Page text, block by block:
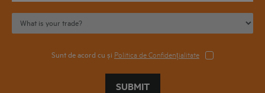
Sunt de acord cu și Politica de Confidențialitate
SUBMIT